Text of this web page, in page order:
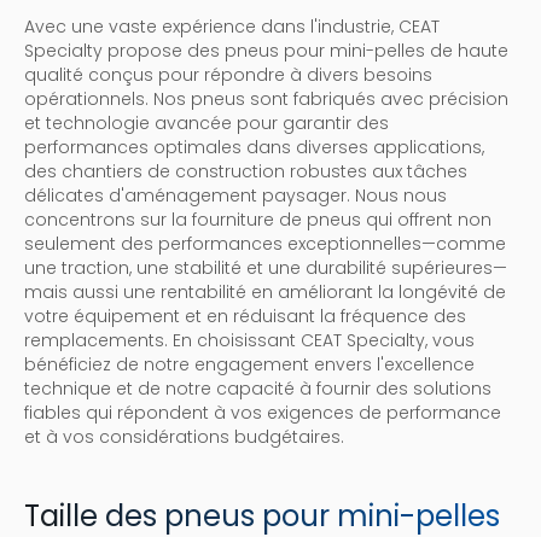
Avec une vaste expérience dans l'industrie, CEAT
Specialty propose des pneus pour mini-pelles de haute
qualité conçus pour répondre à divers besoins
opérationnels. Nos pneus sont fabriqués avec précision
et technologie avancée pour garantir des
performances optimales dans diverses applications,
des chantiers de construction robustes aux tâches
délicates d'aménagement paysager. Nous nous
concentrons sur la fourniture de pneus qui offrent non
seulement des performances exceptionnelles—comme
une traction, une stabilité et une durabilité supérieures—
mais aussi une rentabilité en améliorant la longévité de
votre équipement et en réduisant la fréquence des
remplacements. En choisissant CEAT Specialty, vous
bénéficiez de notre engagement envers l'excellence
technique et de notre capacité à fournir des solutions
fiables qui répondent à vos exigences de performance
et à vos considérations budgétaires.
Taille des pneus pour mini-pelles